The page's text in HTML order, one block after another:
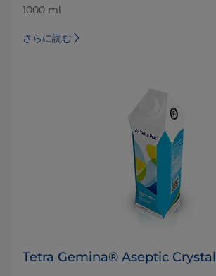
1000 ml
さらに読む
Tetra Gemina® Aseptic Crystal